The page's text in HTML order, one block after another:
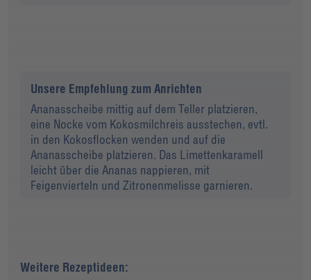
Unsere Empfehlung zum Anrichten
Ananasscheibe mittig auf dem Teller platzieren,
eine Nocke vom Kokosmilchreis ausstechen, evtl.
in den Kokosflocken wenden und auf die
Ananasscheibe platzieren. Das Limettenkaramell
leicht über die Ananas nappieren, mit
Feigenvierteln und Zitronenmelisse garnieren.
Weitere Rezeptideen: